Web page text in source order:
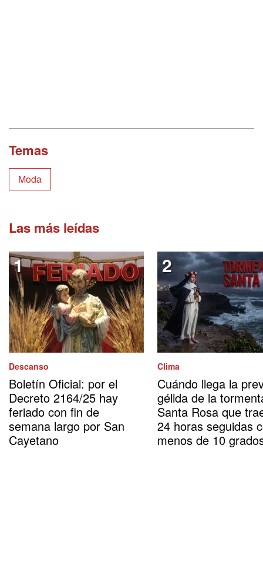
Temas
Moda
Las más leídas
Descanso
Boletín Oficial: por el
Decreto 2164/25 hay
feriado con fin de
semana largo por San
Cayetano
Clima
Cuándo llega la
gélida de la
Santa Rosa que
24 horas seguidas
menos de 10